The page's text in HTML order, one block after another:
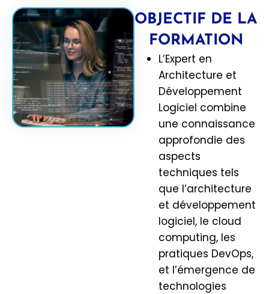
OBJECTIF DE LA
FORMATION
L’Expert en
Architecture et
Développement
Logiciel combine
une connaissance
approfondie des
aspects
techniques tels
que l’architecture
et développement
logiciel, le cloud
computing, les
pratiques DevOps,
et l’émergence de
technologies